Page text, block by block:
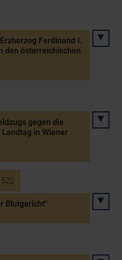
Ferdinand I.
den österreichischen
gegen die
in Wiener
Blutgericht"